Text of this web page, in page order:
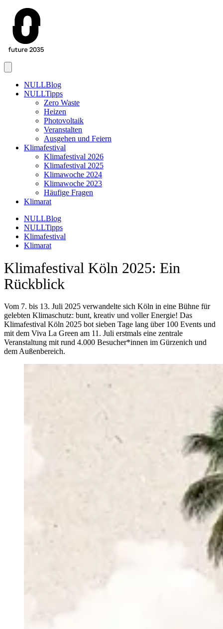
NULLBlog
NULLTipps
Zero Waste
Heizen
Photovoltaik
Veranstalten
Ausgehen und Feiern
Klimafestival
Klimafestival 2026
Klimafestival 2025
Klimawoche 2024
Klimawoche 2023
Häufige Fragen
Klimarat
NULLBlog
NULLTipps(Alt+Enter um Untermenü zu öffnen und zu
Klimafestival
Klimarat
Klimafestival Köln 2025: Ein
Rückblick
Vom 7. bis 13. Juli 2025 verwandelte sich Köln in eine Bühne für
gelebten Klimaschutz: bunt, kreativ und voller Energie! Das
Klimafestival Köln 2025 bot sieben Tage lang über 100 Events und
mit dem Viva La Green am 11. Juli erstmals eine zentrale
Veranstaltung mit rund 4.000 Besucher*innen im Gürzenich und
dem Außenbereich.